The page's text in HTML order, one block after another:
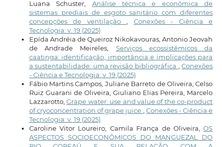
Luana Schuster, Análise técnica e econômica de
sistemas prediais de esgoto sanitário com diferentes
concepções de ventilação
Conexões - Ciência e
Tecnologia: v. 19 (2025)
Epída Andréia de Queiroz Nikokavouras, Antonio Jeovah
de Andrade Meireles, Serviços ecossistêmicos da
caatinga: identificação, importância e implicações para
a sustentabilidade: uma revisão bibliográfica
,Conexões
- Ciência e Tecnologia: v. 19 (2025)
Fábio Martins Campos, Juliane Barreto de Oliveira, Celso
Ruiz Guarani de Oliveira, Giuliano Elias Pereira, Marcelo
Lazzarotto,Grape water: use and value of the co-product
of cryoconcentration of grape juice
Conexões - Ciência e
Tecnologia: v. 19 (2025)
Caroline Vitor Loureiro, Camila França de Oliveira,OS
ASPECTOS SOCIOECONÔMICOS DO MANGUEZAL DO